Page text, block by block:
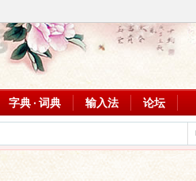
字典 · 词典 输入法 论坛